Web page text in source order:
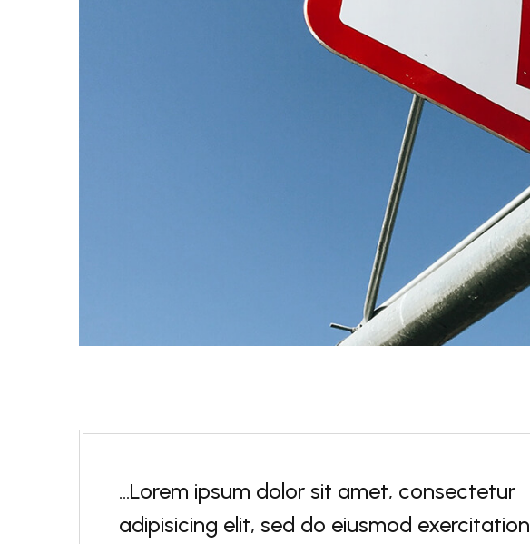
…Lorem ipsum dolor sit amet, consectetur
adipisicing elit, sed do eiusmod exercitation